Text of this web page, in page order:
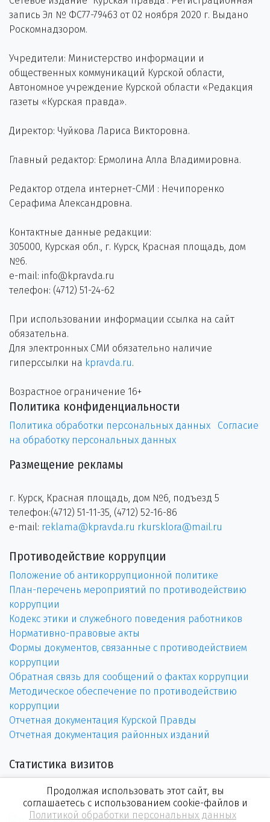
запись Эл № ФС77-79463 от 02 ноября 2020 г. Выдано
Роскомнадзором.
Учредители: Министерство информации и
общественных коммуникаций Курской области,
Автономное учреждение Курской области «Редакция
газеты «Курская правда».
Директор: Чуйкова Лариса Викторовна.
Главный редактор: Ермолина Алла Владимировна.
Редактор отдела интернет-СМИ : Нечипоренко
Серафима Александровна.
Контактные данные редакции:
305000, Курская обл., г. Курск, Красная площадь, дом
№6.
e-mail: info@kpravda.ru
телефон: (4712) 51-24-62
При использовании информации ссылка на сайт
обязательна.
Для электронных СМИ обязательно наличие
гиперссылки на kpravda.ru.
Возрастное ограничение 16+
Политика конфиденциальности
Политика обработки персональных данных
Согласие
на обработку персональных данных
Размещение рекламы
г. Курск, Красная площадь, дом №6, подъезд 5
телефон:(4712) 51-11-35, (4712) 52-16-86
e-mail: reklama@kpravda.ru rkursklora@mail.ru
Противодействие коррупции
Положение об антикоррупционной политике
План-перечень мероприятий по противодействию
коррупции
Кодекс этики и служебного поведения работников
Нормативно-правовые акты
Формы документов, связанные с противодействием
коррупции
Обратная связь для сообщений о фактах коррупции
Методическое обеспечение по противодействию
коррупции
Отчетная документация Курской Правды
Отчетная документация районных изданий
Статистика визитов
Продолжая использовать этот сайт, вы
соглашаетесь с использованием cookie-файлов и
Политикой обработки персональных данных